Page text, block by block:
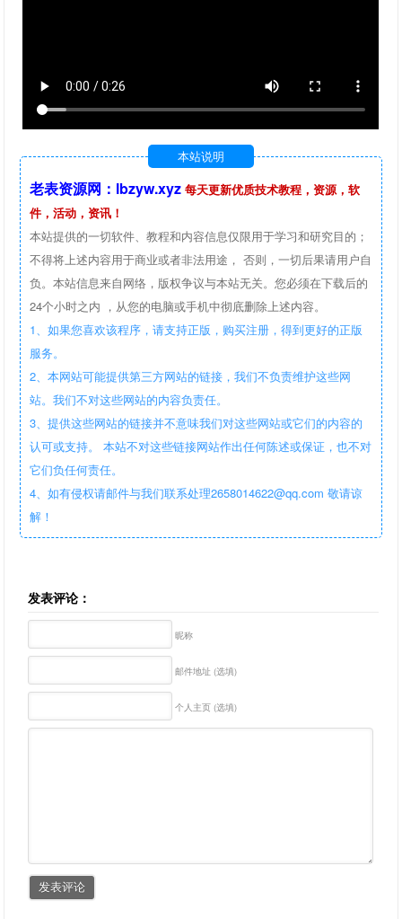
本站说明
老表资源网：lbzyw.xyz 每天更新优质技术教程，资源，软
件，活动，资讯！
本站提供的一切软件、教程和内容信息仅限用于学习和研究目的；
不得将上述内容用于商业或者非法用途， 否则，一切后果请用户自
负。本站信息来自网络，版权争议与本站无关。您必须在下载后的
24个小时之内 ，从您的电脑或手机中彻底删除上述内容。
1、如果您喜欢该程序，请支持正版，购买注册，得到更好的正版
服务。
2、本网站可能提供第三方网站的链接，我们不负责维护这些网
站。我们不对这些网站的内容负责任。
3、提供这些网站的链接并不意味我们对这些网站或它们的内容的
认可或支持。 本站不对这些链接网站作出任何陈述或保证，也不对
它们负任何责任。
4、如有侵权请邮件与我们联系处理2658014622@qq.com 敬请谅
解！
发表评论：
昵称
邮件地址 (选填)
个人主页 (选填)